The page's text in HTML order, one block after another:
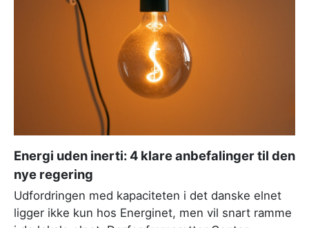
Energi uden inerti: 4 klare anbefalinger til den
nye regering
Udfordringen med kapaciteten i det danske elnet
ligger ikke kun hos Energinet, men vil snart ramme